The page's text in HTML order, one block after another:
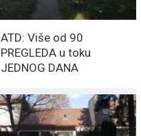
ATD: Više od 90
PREGLEDA u toku
JEDNOG DANA